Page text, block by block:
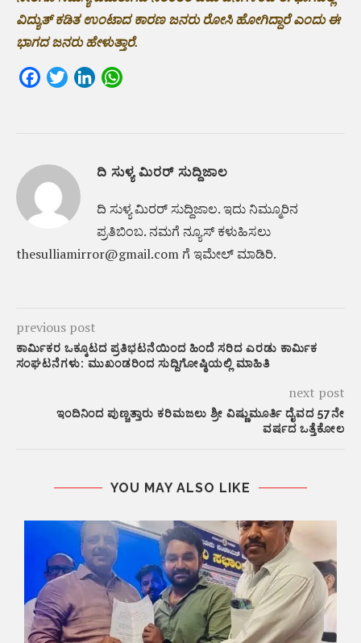
ವಿದ್ಯುತ್ ಕಡಿತ ಉಂಟಾದ ಕಾರಣ ಜನರು ರೋಸಿ ಹೋಗಿದ್ದಾರೆ ಎಂದು ಈ
ಭಾಗದ ಜನರು ಹೇಳುತ್ತಾರೆ.
FacebookTwitterLinkedIn
ದಿ ಸುಳ್ಯ ಮಿರರ್ ಸುದ್ದಿಜಾಲ
ದಿ ಸುಳ್ಯ ಮಿರರ್‌ ಸುದ್ದಿಜಾಲ. ಇದು ನಿಮ್ಮೂರಿನ
ಪ್ರತಿಬಿಂಬ. ನಮಗೆ ನ್ಯೂಸ್‌ ಕಳುಹಿಸಲು
thesulliamirror@gmail.com ಗೆ ಇಮೇಲ್ ಮಾಡಿರಿ.
previous post
ಕಾರ್ಮಿಕರ ಒಕ್ಕೂಟದ ಪ್ರತಿಭಟನೆಯಿಂದ ಹಿಂದೆ ಸರಿದ ಎರಡು ಕಾರ್ಮಿಕ
ಸಂಘಟನೆಗಳು: ಮುಖಂಡರಿಂದ ಸುದ್ದಿಗೋಷ್ಠಿಯಲ್ಲಿ ಮಾಹಿತಿ
next post
ಇಂದಿನಿಂದ ಪುಣ್ಚತ್ತಾರು ಕರಿಮಜಲು ಶ್ರೀ ವಿಷ್ಣುಮೂರ್ತಿ ದೈವದ 57ನೇ
ವರ್ಷದ ಒತ್ತೆಕೋಲ
YOU MAY ALSO LIKE